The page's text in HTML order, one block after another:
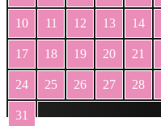
10 11 12 13 14
17 18 19 20 21
24 25 26 27 28
31